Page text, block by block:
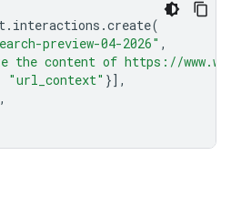
. interactions .create(
preview-04-2026" ,
the content of https://
"url_context" }],
,